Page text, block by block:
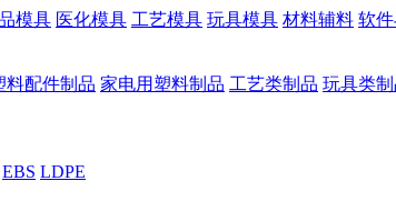
模具 医化模具 工艺模具 玩具模具 材料辅料 软
料配件制品 家电用塑料制品 工艺类制品 玩具类制
EBS LDPE